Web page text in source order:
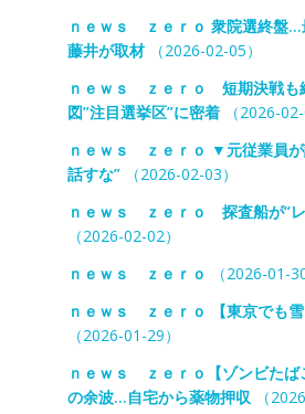
ｎｅｗｓ ｚｅｒｏ 衆院選終盤…
藤井が取材（2026-02-05）
ｎｅｗｓ ｚｅｒｏ 短期決戦も
図”注目選挙区”に密着（2026-02-
ｎｅｗｓ ｚｅｒｏ ▼元従業員が
話すな”（2026-02-03）
ｎｅｗｓ ｚｅｒｏ 探査船が“
（2026-02-02）
ｎｅｗｓ ｚｅｒｏ
（2026-01-30
ｎｅｗｓ ｚｅｒｏ 【東京でも
（2026-01-29）
ｎｅｗｓ ｚｅｒｏ【ゾンビたば
の余波…自宅から薬物押収 （